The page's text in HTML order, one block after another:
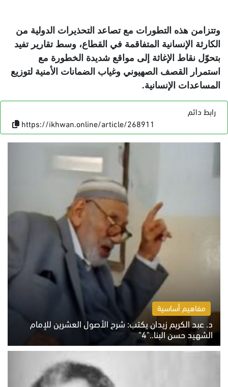
وتتزامن هذه التطورات مع تصاعد التحذيرات الدولية من
الكارثة الإنسانية المتفاقمة في القطاع، وسط تقارير تفيد
بتحوّل نقاط الإغاثة إلى مواقع شديدة الخطورة مع
استمرار القصف الصهيوني وغياب الضمانات الأمنية لتوزيع
المساعدات الإنسانية.
رابط دائم
https://ikhwan.online/article/268911
مفاهيم أساسية
د. عبد الكريم زيدان يكتب: شرح الأصول العشرين للإمام
الشهيد حسن البنا.."4"
الخميس 6 أغسطس 2026 10:27 ص